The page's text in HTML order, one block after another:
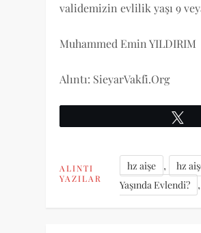
validemizin evlilik yaşı 9
Muhammed Emin YILDIRIM
Alıntı: SieyarVakfi.Org
ALINTI
YAZILAR
hz aişe , hz
Yaşında Evlendi?
,